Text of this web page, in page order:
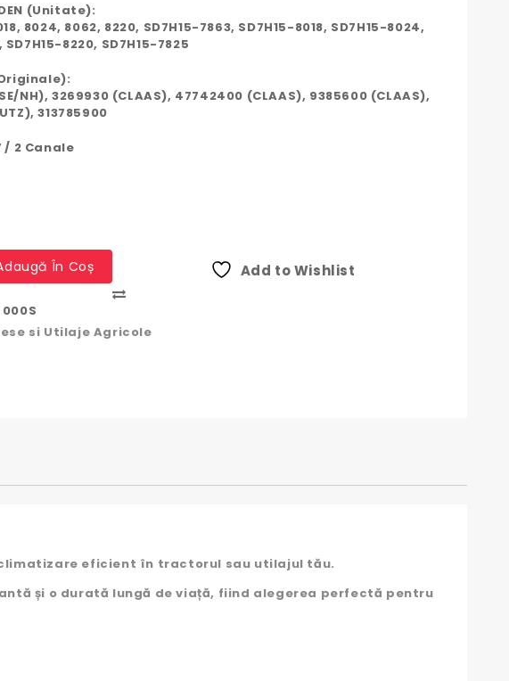
(Unitate):
8024, 8062, 8220, SD7H15-7863, SD7H15-8018, SD7H15-8024,
SD7H15-8220, SD7H15-7825
NH), 3269930 (CLAAS), 47742400 (CLAAS), 9385600 (CLAAS),
313785900
/ 2 Canale
În Coș Add to Wishlist
si Utilaje Agricole
climatizare eficient în tractorul sau utilajul tău.
și o durată lungă de viață, fiind alegerea perfectă pentru